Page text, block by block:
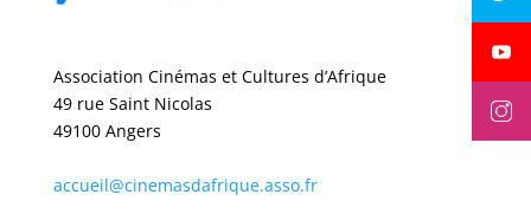
Association Cinémas et Cultures d’Afrique
49 rue Saint Nicolas
49100 Angers
accueil@cinemasdafrique.asso.fr